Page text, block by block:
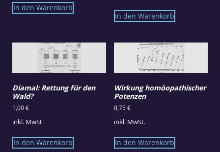
In den Warenkorb
In den Warenkorb
Diamal: Rettung für den
Wald?
1,00€
inkl. MwSt.
In den Warenkorb
Wirkung homöopathischer
Potenzen
0,75€
inkl. MwSt.
In den Warenkorb